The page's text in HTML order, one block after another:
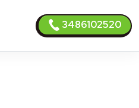
3486102520